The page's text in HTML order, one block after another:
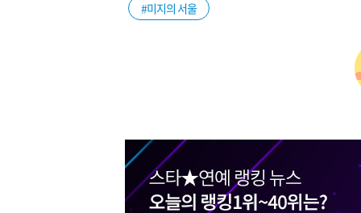
#미지의 서울